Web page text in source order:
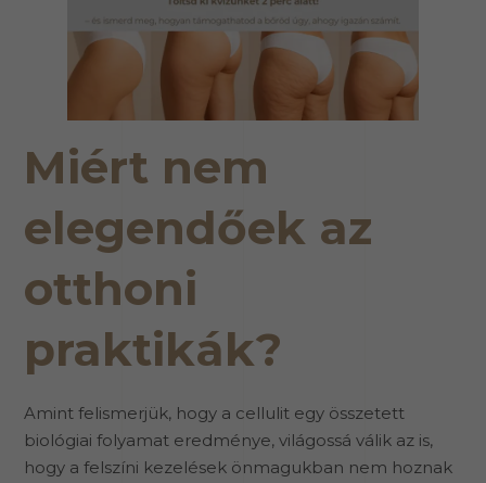
Miért nem
elegendőek az
otthoni
praktikák?
Amint felismerjük, hogy a cellulit egy összetett
biológiai folyamat eredménye, világossá válik az is,
hogy a felszíni kezelések önmagukban nem hoznak